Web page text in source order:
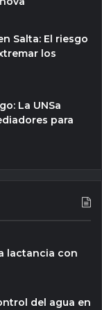
Salta: El riesgo
los
La UNSa
para
lactancia con
del agua en